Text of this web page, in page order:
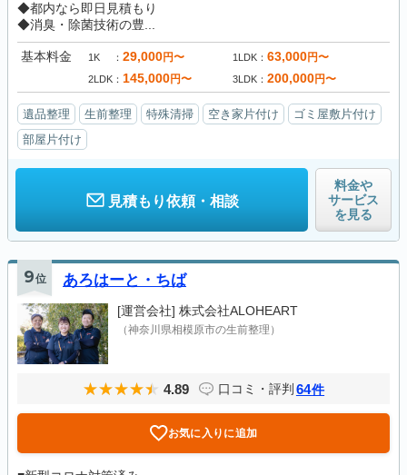
◆都内なら即日見積もり
◆消臭・除菌技術の豊...
基本料金 1K 29,000円〜 1LDK 63,000円〜
2LDK 145,000円〜 3LDK 200,000円〜
遺品整理 生前整理 特殊清掃 空き家片付け
ゴミ屋敷片付け
部屋片付け
見積もり依頼・相談
料金や
サービス
を見る
9位 あろはーと・ちば
[運営会社] 株式会社ALOHEART
（神奈川県相模原市の生前整理）
4.89 口コミ・評判 64件
お気に入りに追加